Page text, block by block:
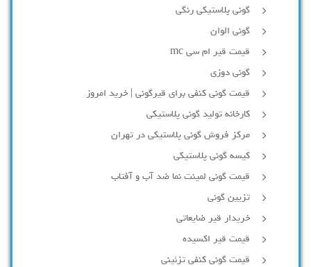
گونی پلاستیکی رنگی
گونی الوان
قیمت قیر ام سی mc
گونی دوزی
قیمت گونی کنفی برای قیرگونی | خرید امروز
کارخانه تولید گونی پلاستیکی
مرکز فروش گونی پلاستیکی در تهران
کیسه گونی پلاستیکی
قیمت گونی لمینت نما ضد آب و آفتاب
تزیین گونی
خریدار قیر ضایعاتی
قیمت قیر اکسیده
قیمت گونی کنفی تزئینی